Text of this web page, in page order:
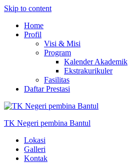
Skip to content
Home
Profil
Visi & Misi
Program
Kalender Akademik
Ekstrakurikuler
Fasilitas
Daftar Prestasi
TK Negeri pembina Bantul
Lokasi
Galleri
Kontak